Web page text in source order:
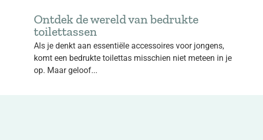
Ontdek de wereld van bedrukte
toilettassen
Als je denkt aan essentiële accessoires voor jongens,
komt een bedrukte toilettas misschien niet meteen in je
op. Maar geloof...